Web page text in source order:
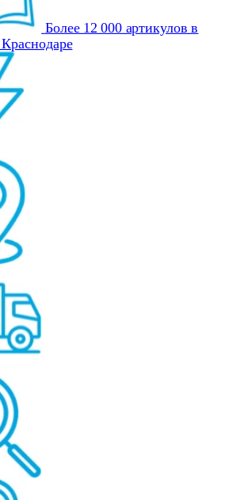
Более 12 000 артикулов в